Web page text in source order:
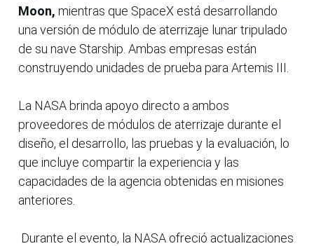
Moon, mientras que SpaceX está desarrollando
una versión de módulo de aterrizaje lunar tripulado
de su nave Starship. Ambas empresas están
construyendo unidades de prueba para Artemis III.
La NASA brinda apoyo directo a ambos
proveedores de módulos de aterrizaje durante el
diseño, el desarrollo, las pruebas y la evaluación, lo
que incluye compartir la experiencia y las
capacidades de la agencia obtenidas en misiones
anteriores.
Durante el evento, la NASA ofreció actualizaciones